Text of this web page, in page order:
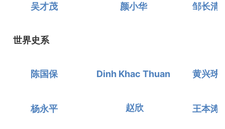
吴才茂 颜小华 邹长清
世界史系
陈国保 Dinh Khac Thuan 黄兴球
杨永平 赵欣 王本涛